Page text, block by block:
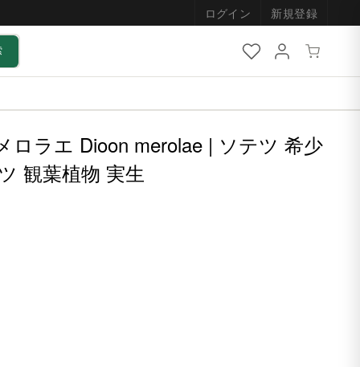
ログイン 新規登録
ロラエ Dioon merolae | ソテツ 希少
観葉植物 実生